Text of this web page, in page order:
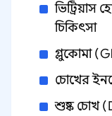
ভিট্রিয়াস
চিকিৎসা
গ্লুকোমা
চোখের
শুষ্ক চোখ